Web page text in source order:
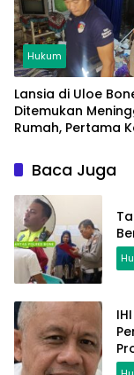
Hukum
Lansia di Uloe
Ditemukan
Rumah, Pertama
Antar Makanan
Baca Juga